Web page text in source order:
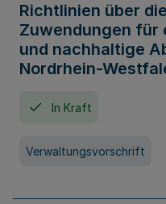
Richtlinien über
Zuwendungen für
und nachhaltige
Nordrhein-
In Kraft
Verwaltungsvorschrift